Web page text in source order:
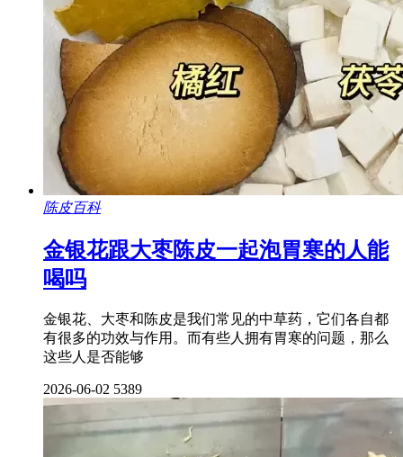
陈皮百科
金银花跟大枣陈皮一起泡胃寒的人能
喝吗
金银花、大枣和陈皮是我们常见的中草药，它们各自都
有很多的功效与作用。而有些人拥有胃寒的问题，那么
这些人是否能够
2026-06-02 5389